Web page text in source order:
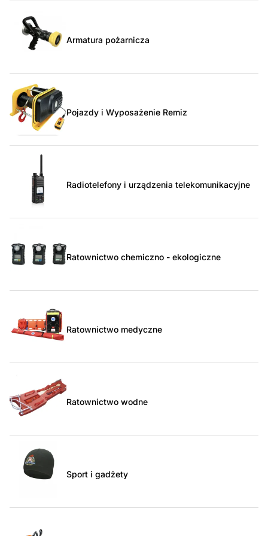
Armatura pożarnicza
Pojazdy i Wyposażenie Remiz
Radiotelefony i urządzenia telekomunikacyjne
Ratownictwo chemiczno - ekologiczne
Ratownictwo medyczne
Ratownictwo wodne
Sport i gadżety